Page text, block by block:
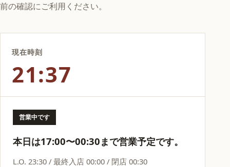
前の確認にご利用ください。
現在時刻
21:37
営業中です
本日は17:00〜00:30まで営業予定です。
L.O. 23:30 / 最終入店 00:00 / 閉店 00:30